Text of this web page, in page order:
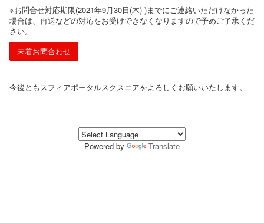
※お問合せ対応期限(2021年9月30日(木) )までにご連絡いただけなかった
場合は、再送などの対応をお受けできなくなりますので予めご了承くだ
さい。
未着お問合わせ
今後ともスフィアポータルスクスエアをよろしくお願いいたします。
Powered by Translate